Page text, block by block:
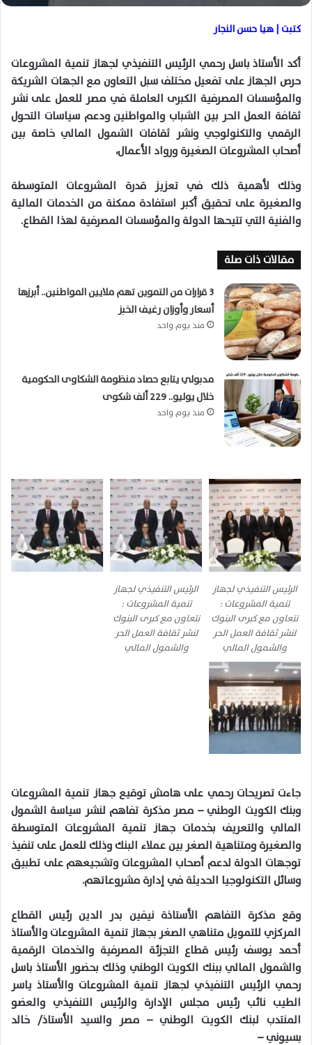
ن
ا
كتبت | هيا حسن النجار
أكد الأستاذ باسل رحمي الرئيس التنفيذي لجهاز تنمية المشروعات
حرص الجهاز على تفعيل مختلف سبل التعاون مع الجهات الشريكة
والمؤسسات المصرفية الكبرى العاملة في مصر للعمل على نشر
ثقافة العمل الحر بين الشباب والمواطنين ودعم سياسات التحول
الرقمي والتكنولوجي ونشر ثقافات الشمول المالي خاصة بين
أصحاب المشروعات الصغيرة ورواد الأعمال،
وذلك لأهمية ذلك في تعزيز قدرة المشروعات المتوسطة
والصغيرة على تحقيق أكبر استفادة ممكنة من الخدمات المالية
والفنية التي تتيحها الدولة والمؤسسات المصرفية لهذا القطاع.
مقالات ذات صلة
3 قرارات من التموين تهم ملايين المواطنين.. أبرزها
أسعار وأوزان رغيف الخبز
منذ يوم واحد
مدبولي يتابع حصاد منظومة الشكاوى الحكومية
خلال يوليو.. 229 ألف شكوى
منذ يوم واحد
الرئيس التنفيذي لجهاز
تنمية المشروعات :
نتعاون مع كبرى البنوك
لنشر ثقافة العمل الحر
والشمول المالي
الرئيس التنفيذي لجهاز
تنمية المشروعات :
نتعاون مع كبرى البنوك
لنشر ثقافة العمل الحر
والشمول المالي
جاءت تصريحات رحمي على هامش توقيع جهاز تنمية المشروعات
وبنك الكويت الوطني – مصر مذكرة تفاهم لنشر سياسة الشمول
المالي والتعريف بخدمات جهاز تنمية المشروعات المتوسطة
والصغيرة ومتناهية الصغر بين عملاء البنك وذلك للعمل على تنفيذ
توجهات الدولة لدعم أصحاب المشروعات وتشجيعهم على تطبيق
وسائل التكنولوجيا الحديثة في إدارة مشروعاتهم.
وقع مذكرة التفاهم الأستاذة نيفين بدر الدين رئيس القطاع
المركزي للتمويل متناهي الصغر بجهاز تنمية المشروعات والأستاذ
أحمد يوسف رئيس قطاع التجزئة المصرفية والخدمات الرقمية
والشمول المالي ببنك الكويت الوطني وذلك بحضور الأستاذ باسل
رحمي الرئيس التنفيذي لجهاز تنمية المشروعات والأستاذ ياسر
الطيب نائب رئيس مجلس الإدارة والرئيس التنفيذي والعضو
المنتدب لبنك الكويت الوطني – مصر والسيد الأستاذ/ خالد
بسيوني –